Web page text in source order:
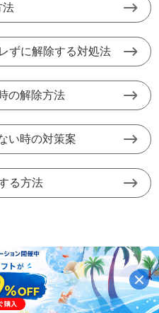
法
ずに解除する対処法
の解除方法
い時の対策案
る方法
学校 制限解除 裏ワザ
ー| パートーナー|利用規約と条件